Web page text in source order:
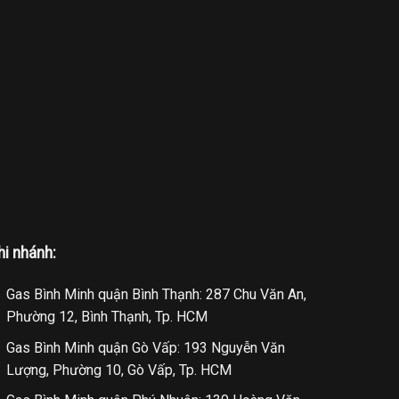
nhánh:
Gas Bình Minh quận Bình Thạnh: 287 Chu Văn An,
Phường 12, Bình Thạnh, Tp. HCM
Gas Bình Minh quận Gò Vấp: 193 Nguyễn Văn
Lượng, Phường 10, Gò Vấp, Tp. HCM